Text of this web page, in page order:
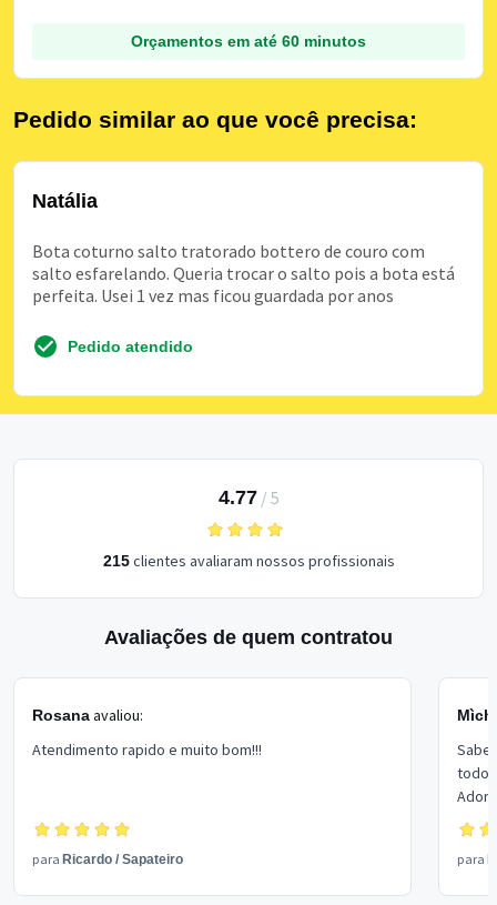
Orçamentos em até 60 minutos
Pedido similar ao que você precisa:
Natália
Bota coturno salto tratorado bottero de couro com
salto esfarelando. Queria trocar o salto pois a bota está
perfeita. Usei 1 vez mas ficou guardada por anos
Pedido atendido
4.77/ 5
215clientes avaliaram nossos profissionais
Avaliações de quem contratou
Rosanaavaliou:
Atendimento rapido e muito bom!!!
para Ricardo / Sapateiro
Sabe
Adoro
para